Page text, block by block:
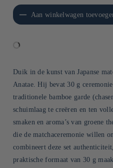
voor Default
Title
Aan winkelwagen
Aantal
Duik in de kunst van Japanse
Anatae. Hij bevat 30 g
traditionele bamboe garde
schuimlaag te creëren en ten
smaken en aroma’s van groene
die de matchaceremonie willen
combineert deze set
praktische formaat van 30 g